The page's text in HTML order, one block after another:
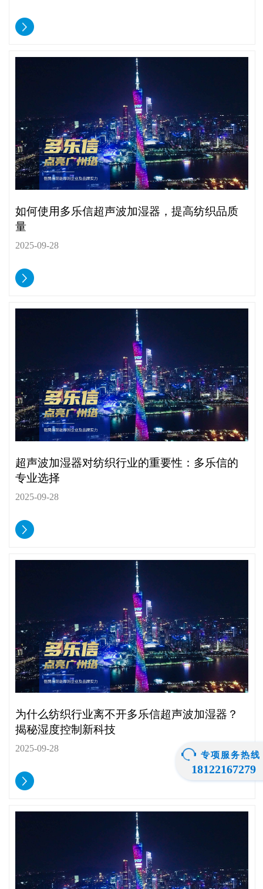
如何使用多乐信超声波加湿器，提高纺织品质
量
2025-09-28
超声波加湿器对纺织行业的重要性：多乐信的
专业选择
2025-09-28
为什么纺织行业离不开多乐信超声波加湿器？
揭秘湿度控制新科技
2025-09-28
专项服务热线
18122167279